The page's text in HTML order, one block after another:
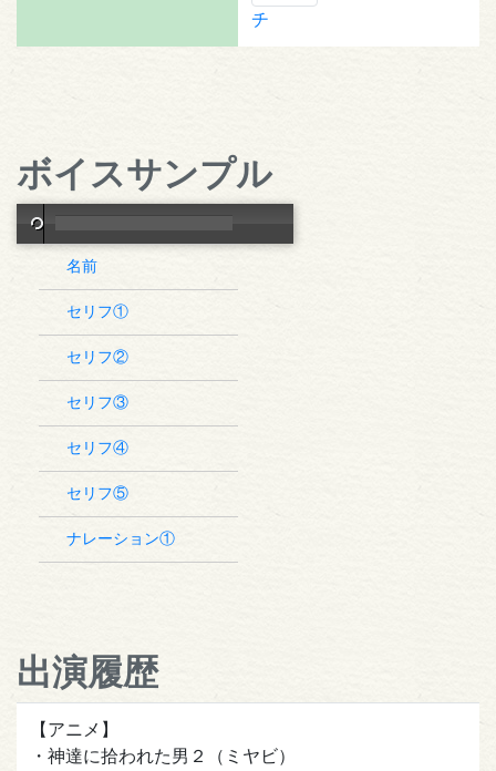
チ
ボイスサンプル
名前
セリフ①
セリフ②
セリフ③
セリフ④
セリフ⑤
ナレーション①
出演履歴
【アニメ】
・神達に拾われた男２（ミヤビ）